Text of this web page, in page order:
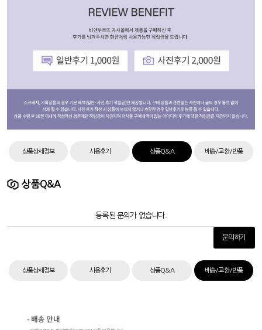
상품상세정보 사용후기 상품Q&A 배송/교환/반품
상품Q&A
등록된 문의가 없습니다.
문의하기
상품상세정보 사용후기 상품Q&A 배송/교환/반품